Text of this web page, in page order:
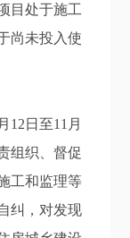
目处于施工
尚未投入使
日至11月
组织、督促
工和监理等
纠，对发现